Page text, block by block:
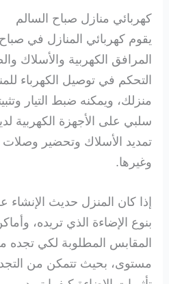
كهربائي منازل صباح السالم
يقوم كهربائي المنازل في
المرافق الكهربية والأسلاك
التحكم في توصيل الكهرباء
منزلك، ويمكنه ضبط التيار
سلبي على الأجهزة الكهربية
تمديد الأسلاك وتحضير وصلات
وغيرها.
إذا كان المنزل حديث الإنشاء
بنوع الإضاءة الذي تريده،
المقابس المطلوبة لكي تجده
مستوى، بحيث تتمكن من